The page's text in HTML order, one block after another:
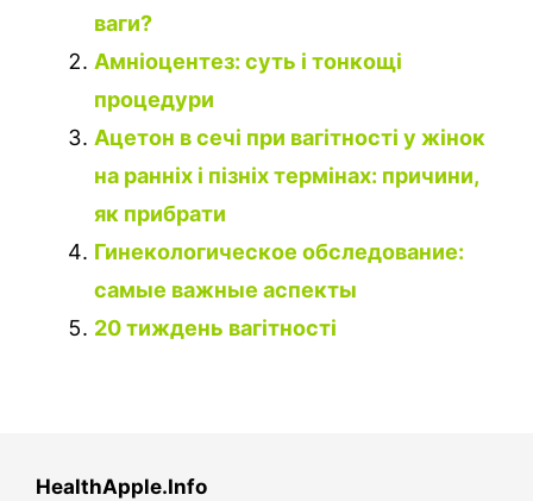
ваги?
Амніоцентез: суть і тонкощі
процедури
Ацетон в сечі при вагітності у жінок
на ранніх і пізніх термінах: причини,
як прибрати
Гинекологическое обследование:
самые важные аспекты
20 тиждень вагітності
HealthApple.Info